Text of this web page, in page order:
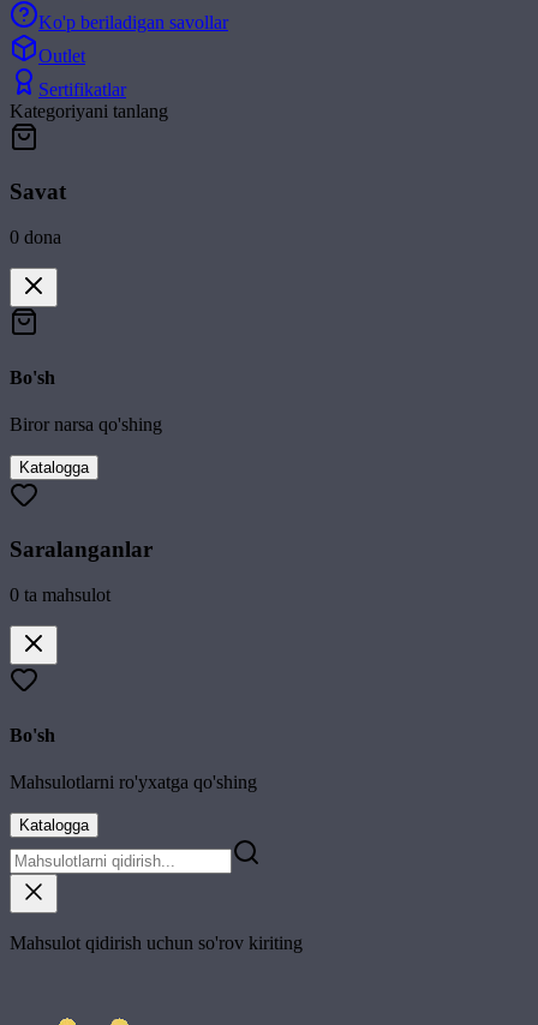
Ko'p beriladigan savollar
Outlet
Sertifikatlar
Kategoriyani tanlang
Savat
0 dona
Bo'sh
Biror narsa qo'shing
Katalogga
Saralanganlar
0 ta mahsulot
Bo'sh
Mahsulotlarni ro'yxatga qo'shing
Katalogga
Mahsulot qidirish uchun so'rov kiriting